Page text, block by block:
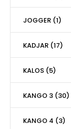
JOGGER (1)
KADJAR (17)
KALOS (5)
KANGO 3 (30)
KANGO 4 (3)